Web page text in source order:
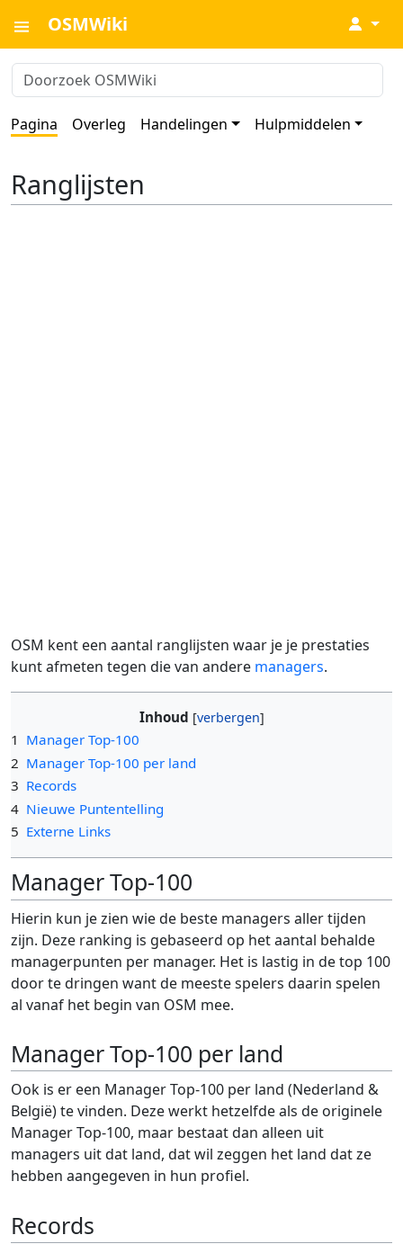
OSMWiki ↓
Pagina Overleg Handelingen Hulpmiddelen
Ranglijsten
OSM kent een aantal ranglijsten waar je je prestaties
kunt afmeten tegen die van andere managers.
Inhoud
1 Manager Top-100
2 Manager Top-100 per land
3 Records
4 Nieuwe Puntentelling
5 Externe Links
Manager Top-100
Hierin kun je zien wie de beste managers aller tijden
zijn. Deze ranking is gebaseerd op het aantal behalde
managerpunten per manager. Het is lastig in de top 100
door te dringen want de meeste spelers daarin spelen
al vanaf het begin van OSM mee.
Manager Top-100 per land
Ook is er een Manager Top-100 per land (Nederland &
België) te vinden. Deze werkt hetzelfde als de originele
Manager Top-100, maar bestaat dan alleen uit
managers uit dat land, dat wil zeggen het land dat ze
hebben aangegeven in hun profiel.
Records